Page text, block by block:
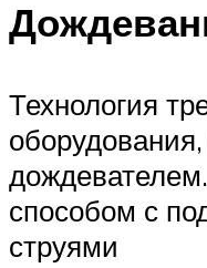
Технология
способом с
струями